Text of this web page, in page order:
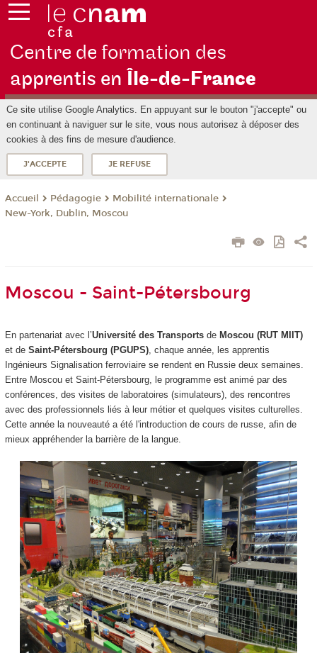
Centre de formation des
apprentis en Île-de-France
Ce site utilise Google Analytics. En appuyant sur le bouton "j'accepte" ou
en continuant à naviguer sur le site, vous nous autorisez à déposer des
cookies à des fins de mesure d'audience.
J'ACCEPTE JE REFUSE
Accueil Pédagogie
Mobilité internationale
New-York, Dublin, Moscou
Moscou - Saint-Pétersbourg
En partenariat avec l’Université des Transportsde Moscou (RUT MIIT)
et de Saint-Pétersbourg (PGUPS), chaque année, les apprentis
Ingénieurs Signalisation ferroviaire se rendent en Russie deux semaines.
Entre Moscou et Saint-Pétersbourg, le programme est animé par des
conférences, des visites de laboratoires (simulateurs), des rencontres
avec des professionnels liés à leur métier et quelques visites culturelles.
Cette année la nouveauté a été l'introduction de cours de russe, afin de
mieux appréhender la barrière de la langue.